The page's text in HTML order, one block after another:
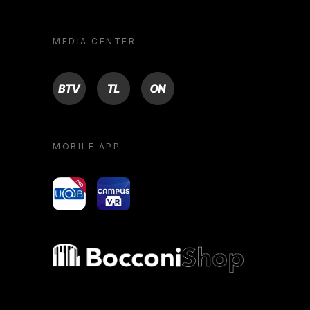
MEDIA CENTER
BTV TL ON
MOBILE APP
yoU@B Campus VR
Bocconi shop